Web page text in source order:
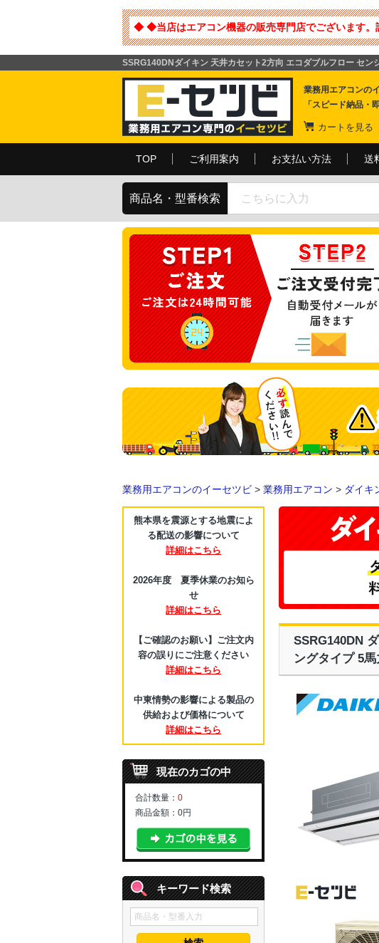
◆ ◆当店はエアコン機器の販売専門店でございます
SSRG140DNダイキン 天井カセット2方向 エコダブルフロー セ
業務用エアコンの
「スピード納品・
カートを見る
TOP ご利用案内 お支払い方法 送
商品名・型番検索
業務用エアコンのイーセツビ > 業務用エアコン > ダイキ
SSRG140DN
ングタイプ 5
熊本県を震源とする地震によ
る配送の影響について
詳細はこちら
2026年度 夏季休業のお知ら
せ
詳細はこちら
【ご確認のお願い】ご注文内
容の誤りにご注意ください
詳細はこちら
中東情勢の影響による製品の
供給および価格について
詳細はこちら
現在のカゴの中
合計数量： 0
商品金額： 0円
キーワード検索